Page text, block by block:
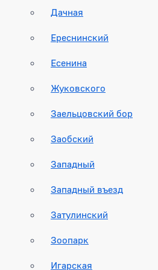
Дачная
Ереснинский
Есенина
Жуковского
Заельцовский бор
Заобский
Западный
Западный въезд
Затулинский
Зоопарк
Игарская